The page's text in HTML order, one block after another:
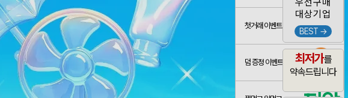
대상기업
BEST →
최저가를
약속드립니다
첫거래 이벤트
덤 증정 이벤트